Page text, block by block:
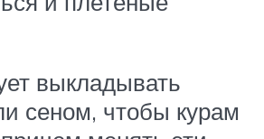
выкладывать
сеном, чтобы курам